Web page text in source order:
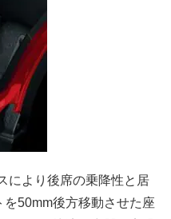
により後席の乗降性と居
50mm後方移動させた座